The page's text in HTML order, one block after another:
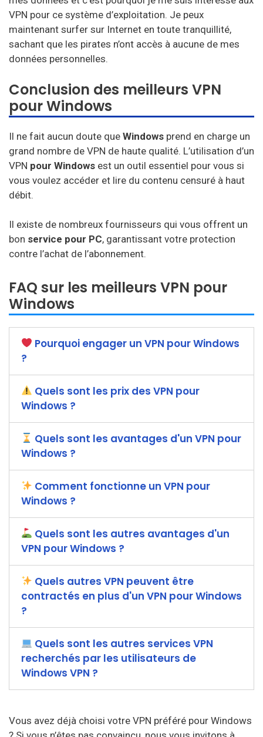
VPN pour ce système d’exploitation. Je peux
maintenant surfer sur Internet en toute tranquillité,
sachant que les pirates n’ont accès à aucune de mes
données personnelles.
Conclusion des meilleurs VPN
pour Windows
Il ne fait aucun doute que Windows prend en charge un
grand nombre de VPN de haute qualité. L’utilisation d’un
VPN pour Windows est un outil essentiel pour vous si
vous voulez accéder et lire du contenu censuré à haut
débit.
Il existe de nombreux fournisseurs qui vous offrent un
bon service pour PC, garantissant votre protection
contre l’achat de l’abonnement.
FAQ sur les meilleurs VPN pour
Windows
Pourquoi engager un VPN pour Windows
?
Quels sont les prix des VPN pour
Windows ?
Quels sont les avantages d'un VPN pour
Windows ?
Comment fonctionne un VPN pour
Windows ?
Quels sont les autres avantages d'un
VPN pour Windows ?
Quels autres VPN peuvent être
contractés en plus d'un VPN pour Windows
?
Quels sont les autres services VPN
recherchés par les utilisateurs de
Windows VPN ?
Vous avez déjà choisi votre VPN préféré pour Windows